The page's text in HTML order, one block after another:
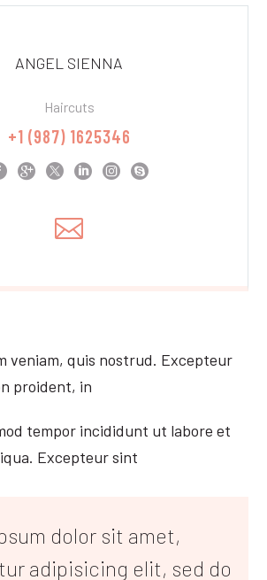
ANGEL SIENNA
Haircuts
+1 (987) 1625346
veniam, quis nostrud. Excepteur
proident, in
tempor incididunt ut labore et
Excepteur sint
dolor sit amet,
adipisicing elit, sed do